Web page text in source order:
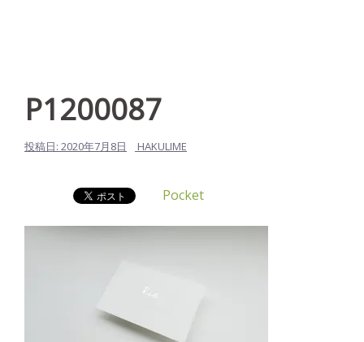
P1200087
投稿日: 2020年7月8日 HAKULIME
Pocket